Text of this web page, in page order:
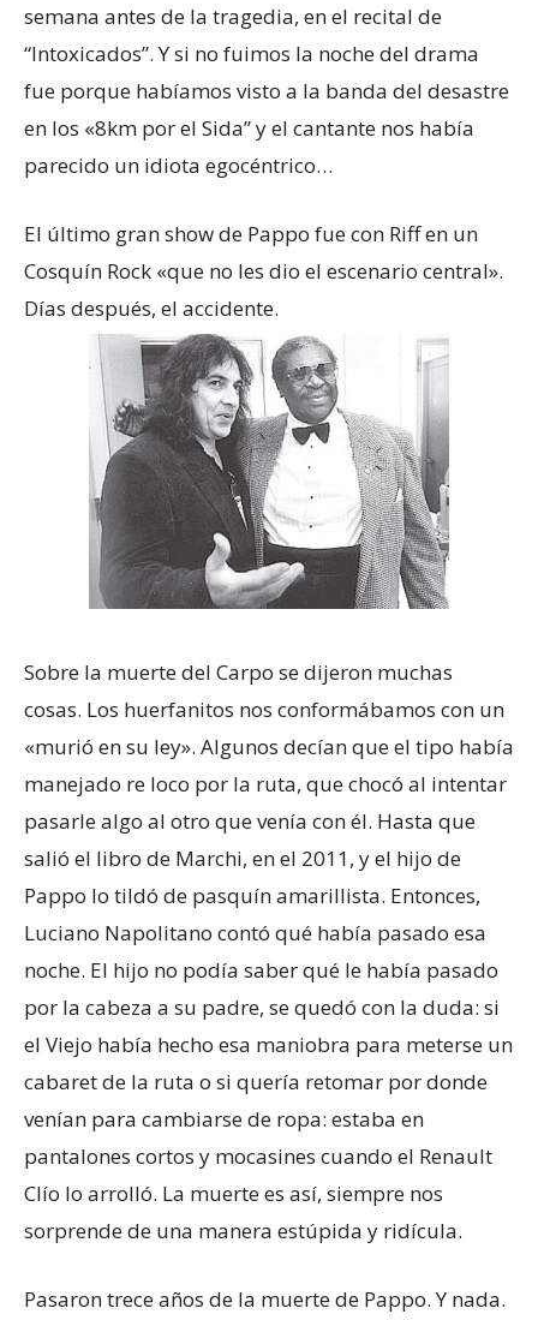
semana antes de la tragedia, en el recital de
“Intoxicados”. Y si no fuimos la noche del drama
fue porque habíamos visto a la banda del desastre
en los «8km por el Sida” y el cantante nos había
parecido un idiota egocéntrico…
El último gran show de Pappo fue con Riff en un
Cosquín Rock «que no les dio el escenario central».
Días después, el accidente.
Sobre la muerte del Carpo se dijeron muchas
cosas. Los huerfanitos nos conformábamos con un
«murió en su ley». Algunos decían que el tipo había
manejado re loco por la ruta, que chocó al intentar
pasarle algo al otro que venía con él. Hasta que
salió el libro de Marchi, en el 2011, y el hijo de
Pappo lo tildó de pasquín amarillista. Entonces,
Luciano Napolitano contó qué había pasado esa
noche. El hijo no podía saber qué le había pasado
por la cabeza a su padre, se quedó con la duda: si
el Viejo había hecho esa maniobra para meterse un
cabaret de la ruta o si quería retomar por donde
venían para cambiarse de ropa: estaba en
pantalones cortos y mocasines cuando el Renault
Clío lo arrolló. La muerte es así, siempre nos
sorprende de una manera estúpida y ridícula.
Pasaron trece años de la muerte de Pappo. Y nada.